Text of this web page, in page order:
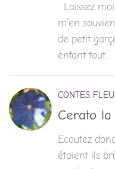
Laissez
m’en
de petit
enfant tout...
CONTES
Cerato la
Ecoutez
étaient ils